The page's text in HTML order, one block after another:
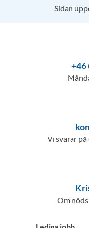
Sidan
+46
Vi svarar
Om